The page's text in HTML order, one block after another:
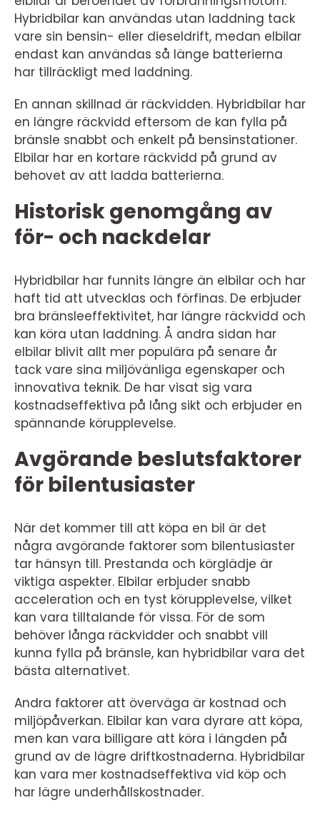
Hybridbilar kan användas utan laddning tack
vare sin bensin- eller dieseldrift, medan elbilar
endast kan användas så länge batterierna
har tillräckligt med laddning.
En annan skillnad är räckvidden. Hybridbilar har
en längre räckvidd eftersom de kan fylla på
bränsle snabbt och enkelt på bensinstationer.
Elbilar har en kortare räckvidd på grund av
behovet av att ladda batterierna.
Historisk genomgång av
för- och nackdelar
Hybridbilar har funnits längre än elbilar och har
haft tid att utvecklas och förfinas. De erbjuder
bra bränsleeffektivitet, har längre räckvidd och
kan köra utan laddning. Å andra sidan har
elbilar blivit allt mer populära på senare år
tack vare sina miljövänliga egenskaper och
innovativa teknik. De har visat sig vara
kostnadseffektiva på lång sikt och erbjuder en
spännande körupplevelse.
Avgörande beslutsfaktorer
för bilentusiaster
När det kommer till att köpa en bil är det
några avgörande faktorer som bilentusiaster
tar hänsyn till. Prestanda och körglädje är
viktiga aspekter. Elbilar erbjuder snabb
acceleration och en tyst körupplevelse, vilket
kan vara tilltalande för vissa. För de som
behöver långa räckvidder och snabbt vill
kunna fylla på bränsle, kan hybridbilar vara det
bästa alternativet.
Andra faktorer att överväga är kostnad och
miljöpåverkan. Elbilar kan vara dyrare att köpa,
men kan vara billigare att köra i längden på
grund av de lägre driftkostnaderna. Hybridbilar
kan vara mer kostnadseffektiva vid köp och
har lägre underhållskostnader.